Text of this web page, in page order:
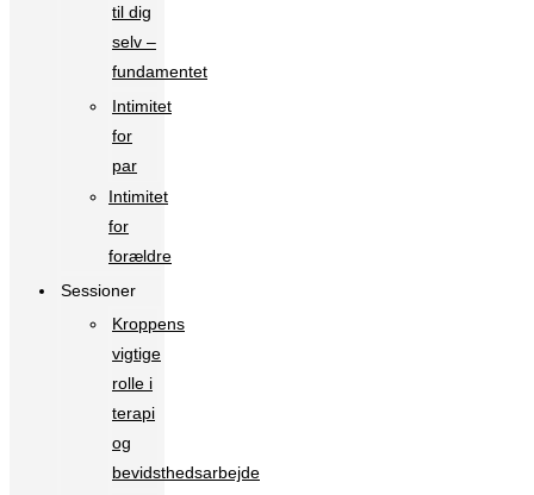
til dig
selv –
fundamentet
Intimitet
for
par
Intimitet
for
forældre
Sessioner
Kroppens
vigtige
rolle i
terapi
og
bevidsthedsarbejde